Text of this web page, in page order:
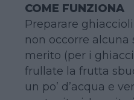
COME FUNZIONA
Preparare
non occorre alcuna
merito (per i
frullate la frutta
un po’ d’acqua e